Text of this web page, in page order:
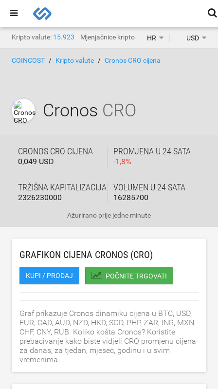
Kripto valute: 15.923 Mjenjačnice kripto valuta: 1.471
HR USD
COINCOST Kripto valute Cronos CRO cijena
Cronos CRO
CRONOS CRO CIJENA
0,049 USD
PROMJENA U 24 SATA
-1,8%
TRŽIŠNA KAPITALIZACIJA
2326230000
VOLUMEN U 24 SATA
16285700
Ažurirano prije jedne minute
GRAFIKON CIJENA CRONOS (CRO)
KUPI / PRODAJ POČNITE TRGOVATI
Graf prikazuje Cronos dinamiku cijena u BTC, USD,
EUR, CAD, AUD, NZD, HKD, SGD, PHP, ZAR, INR, MXN,
CHF, CNY, RUB. Koliko košta Cronos? Koristite
prebacivanje kako biste vidjeli CRO promjenu cijena
za danas, za tjedan, mjesec, godinu i u svim
vremenima.